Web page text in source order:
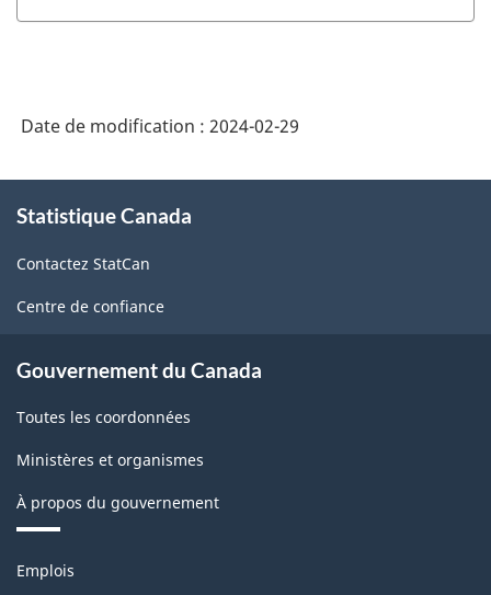
de
de
gaz
(SCIAN
Date de modification : 2024-02-29
propos
ce
site
Statistique Canada
Contactez StatCan
Centre de confiance
Gouvernement du Canada
Toutes les coordonnées
Ministères et organismes
À propos du gouvernement
Thèmes
Emplois